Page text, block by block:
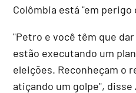
Colômbia está "em
"Petro e você têm que
estão executando um
eleições. Reconheçam o
atiçando um golpe",